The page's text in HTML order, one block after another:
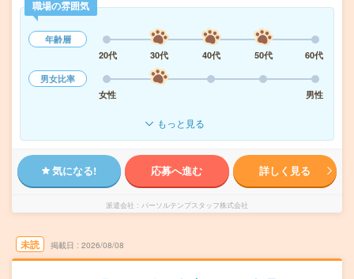
職場の雰囲気
年齢層
20代
30代 40代 50代
60代
男女比率
女性
男性
もっと見る
気になる! 応募へ進む 詳しく見る
派遣会社 パーソルテンプスタッフ株式会社
未読 掲載日 2026/08/08